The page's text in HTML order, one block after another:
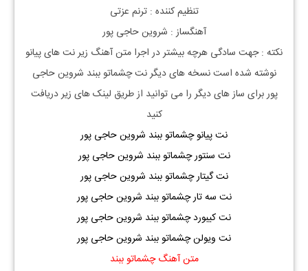
تنظیم کننده : ترنم عزتی
آهنگساز : شروین حاجی پور
نکته : جهت سادگی هرچه بیشتر در اجرا متن آهنگ زیر نت های پیانو
نوشته شده است نسخه های دیگر نتچشماتو ببند شروین حاجی
پوربرای ساز های دیگر را می توانید از طریق لینک های زیر دریافت
کنید
نت پیانو چشماتو ببند شروین حاجی پور
نت سنتور چشماتو ببند شروین حاجی پور
نت گیتار چشماتو ببند شروین حاجی پور
نت سه تار چشماتو ببند شروین حاجی پور
نت کیبورد چشماتو ببند شروین حاجی پور
نت ویولن چشماتو ببند شروین حاجی پور
متن آهنگ چشماتو ببند